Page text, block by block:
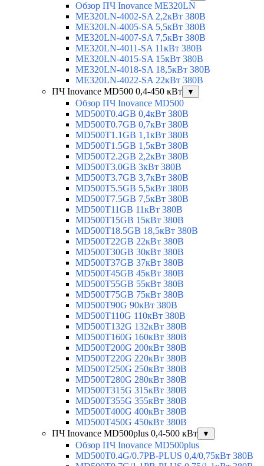
Обзор ПЧ Inovance ME320LN
ME320LN-4002-SA 2,2кВт 380В
ME320LN-4005-SA 5,5кВт 380В
ME320LN-4007-SA 7,5кВт 380В
ME320LN-4011-SA 11кВт 380В
ME320LN-4015-SA 15кВт 380В
ME320LN-4018-SA 18,5кВт 380В
ME320LN-4022-SA 22кВт 380В
ПЧ Inovance MD500 0,4-450 кВт
▼
Обзор ПЧ Inovance MD500
MD500T0.4GB 0,4кВт 380В
MD500T0.7GB 0,7кВт 380В
MD500T1.1GB 1,1кВт 380В
MD500T1.5GB 1,5кВт 380В
MD500T2.2GB 2,2кВт 380В
MD500T3.0GB 3кВт 380В
MD500T3.7GB 3,7кВт 380В
MD500T5.5GB 5,5кВт 380В
MD500T7.5GB 7,5кВт 380В
MD500T11GB 11кВт 380В
MD500T15GB 15кВт 380В
MD500T18.5GB 18,5кВт 380В
MD500T22GB 22кВт 380В
MD500T30GB 30кВт 380В
MD500T37GB 37кВт 380В
MD500T45GB 45кВт 380В
MD500T55GB 55кВт 380В
MD500T75GB 75кВт 380В
MD500T90G 90кВт 380В
MD500T110G 110кВт 380В
MD500T132G 132кВт 380В
MD500T160G 160кВт 380В
MD500T200G 200кВт 380В
MD500T220G 220кВт 380В
MD500T250G 250кВт 380В
MD500T280G 280кВт 380В
MD500T315G 315кВт 380В
MD500T355G 355кВт 380В
MD500T400G 400кВт 380В
MD500T450G 450кВт 380В
ПЧ Inovance MD500plus 0,4-500 кВт
▼
Обзор ПЧ Inovance MD500plus
MD500T0.4G/0.7PB-PLUS 0,4/0,75кВт 380В